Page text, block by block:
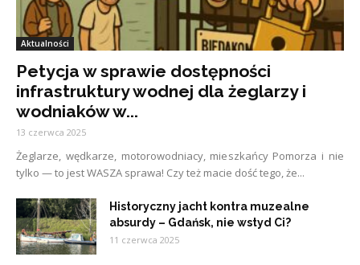
Aktualności
Petycja w sprawie dostępności
infrastruktury wodnej dla żeglarzy i
wodniaków w...
13 czerwca 2025
Żeglarze, wędkarze, motorowodniacy, mieszkańcy Pomorza i nie
tylko — to jest WASZA sprawa! Czy też macie dość tego, że...
Historyczny jacht kontra muzealne
absurdy – Gdańsk, nie wstyd Ci?
11 czerwca 2025